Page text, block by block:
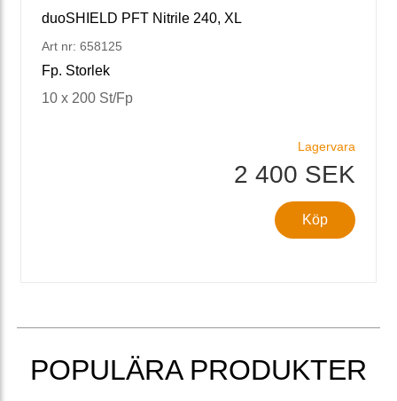
duoSHIELD PFT Nitrile 240, XL
Art nr: 658125
Fp. Storlek
10 x 200 St/Fp
Lagervara
2 400 SEK
Köp
POPULÄRA PRODUKTER